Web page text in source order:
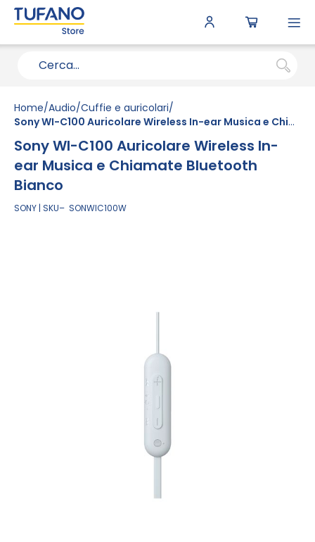
Home Audio Cuffie e auricolari
Sony WI-C100 Auricolare Wireless In-ear Musica e Chiamate Bluetooth Bianco
Sony WI-C100 Auricolare Wireless In-
ear Musica e Chiamate Bluetooth
Bianco
SONY SKU SONWIC100W